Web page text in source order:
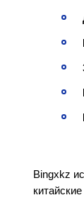
Bingxkz